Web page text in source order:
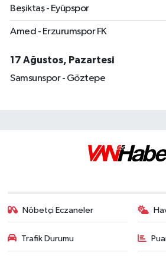
Beşiktaş - Eyüpspor
Amed - Erzurumspor FK
17 Ağustos, Pazartesi
Samsunspor - Göztepe
Nöbetçi Eczaneler
Trafik Durumu